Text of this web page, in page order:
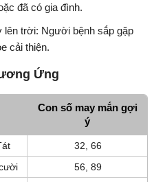
đã có gia đình.
lên trời: Người bệnh sắp gặp
cải thiện.
Ứng
Con số may mắn gợi
ý
32, 66
56, 89